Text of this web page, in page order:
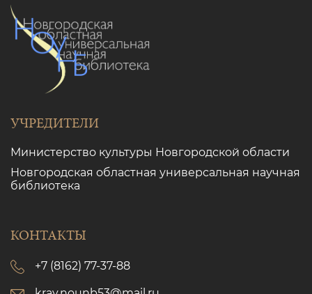
УЧРЕДИТЕЛИ
Министерство культуры Новгородской области
Новгородская областная универсальная научная
библиотека
КОНТАКТЫ
+7 (8162) 77-37-88